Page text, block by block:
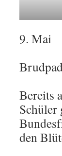
9. Mai
Bereits
Schüler
den